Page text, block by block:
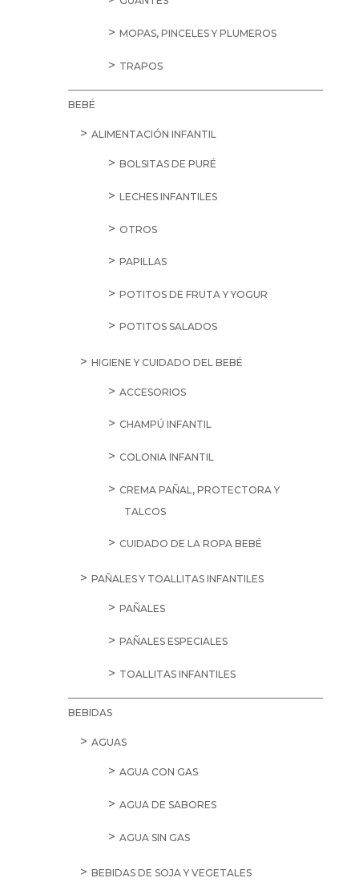
MOPAS, PINCELES Y PLUMEROS
TRAPOS
BEBÉ
ALIMENTACIÓN INFANTIL
BOLSITAS DE PURÉ
LECHES INFANTILES
OTROS
PAPILLAS
POTITOS DE FRUTA Y YOGUR
POTITOS SALADOS
HIGIENE Y CUIDADO DEL BEBÉ
ACCESORIOS
CHAMPÚ INFANTIL
COLONIA INFANTIL
CREMA PAÑAL, PROTECTORA Y
TALCOS
CUIDADO DE LA ROPA BEBÉ
PAÑALES Y TOALLITAS INFANTILES
PAÑALES
PAÑALES ESPECIALES
TOALLITAS INFANTILES
BEBIDAS
AGUAS
AGUA CON GAS
AGUA DE SABORES
AGUA SIN GAS
BEBIDAS DE SOJA Y VEGETALES